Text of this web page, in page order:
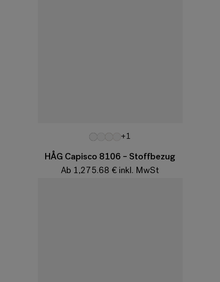
HÅG Capisco 8106 – Stoffbezug
Ab 1,275.68 € inkl. MwSt
+1